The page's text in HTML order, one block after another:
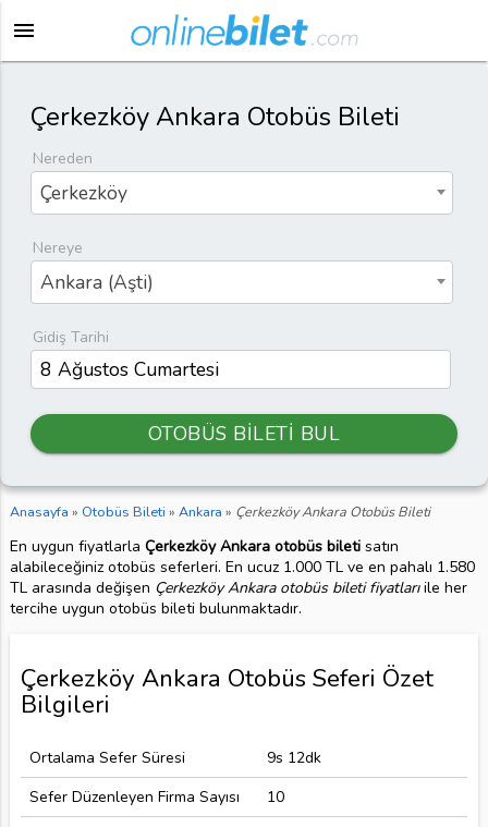
menu
Çerkezköy Ankara Otobüs Bileti
Nereden
Çerkezköy
Nereye
Ankara (Aşti)
Gidiş Tarihi
OTOBÜS BİLETİ BUL
Anasayfa » Otobüs Bileti » Ankara » Çerkezköy Ankara Otobüs Bileti
En uygun fiyatlarla Çerkezköy Ankara otobüs biletisatın
alabileceğiniz otobüs seferleri. En ucuz 1.000 TL ve en pahalı 1.580
TL arasında değişen Çerkezköy Ankara otobüs bileti fiyatlarıile her
tercihe uygun otobüs bileti bulunmaktadır.
Çerkezköy Ankara Otobüs Seferi Özet
Bilgileri
Ortalama Sefer Süresi
9s 12dk
Sefer Düzenleyen Firma Sayısı
10